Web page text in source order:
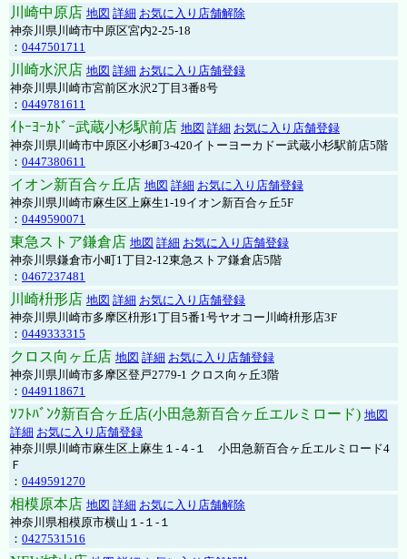
川崎中原店 地図 詳細 お気に入り店舗解除
神奈川県川崎市中原区宮内2-25-18
： 0447501711
川崎水沢店 地図 詳細 お気に入り店舗登録
神奈川県川崎市宮前区水沢2丁目3番8号
： 0449781611
ｲﾄｰﾖｰｶﾄﾞｰ武蔵小杉駅前店 地図 詳細 お気に入り店舗登録
神奈川県川崎市中原区小杉町3-420イトーヨーカドー武蔵小杉駅前店5階
： 0447380611
イオン新百合ヶ丘店 地図 詳細 お気に入り店舗登録
神奈川県川崎市麻生区上麻生1-19イオン新百合ヶ丘5F
： 0449590071
東急ストア鎌倉店 地図 詳細 お気に入り店舗登録
神奈川県鎌倉市小町1丁目2-12東急ストア鎌倉店5階
： 0467237481
川崎枡形店 地図 詳細 お気に入り店舗登録
神奈川県川崎市多摩区枡形1丁目5番1号ヤオコー川崎枡形店3F
： 0449333315
クロス向ヶ丘店 地図 詳細 お気に入り店舗登録
神奈川県川崎市多摩区登戸2779-1 クロス向ヶ丘3階
： 0449118671
ｿﾌﾄﾊﾞﾝｸ新百合ヶ丘店(小田急新百合ヶ丘エルミロード) 地図
詳細 お気に入り店舗登録
神奈川県川崎市麻生区上麻生１-４-１ 小田急新百合ヶ丘エルミロード4
Ｆ
： 0449591270
相模原本店 地図 詳細 お気に入り店舗解除
神奈川県相模原市横山１-１-１
： 0427531516